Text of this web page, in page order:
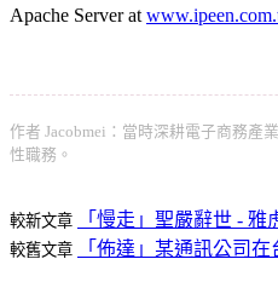
Apache Server at
作者 Jacobmei：當時深耕電子商務產
性職務。
較新文章 「慢走」聖嚴辭世 - 雅
較舊文章 「佈達」某通訊公司在